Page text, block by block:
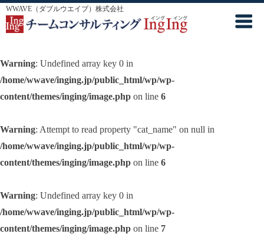
WWAVE（ダブルウエイブ）株式会社
Warning: Undefined array key 0 in
/home/wwave/inging.jp/public_html/wp/wp-
content/themes/inging/image.php on line 6
Warning: Attempt to read property "cat_name" on null in
/home/wwave/inging.jp/public_html/wp/wp-
content/themes/inging/image.php on line 6
Warning: Undefined array key 0 in
/home/wwave/inging.jp/public_html/wp/wp-
content/themes/inging/image.php on line 7